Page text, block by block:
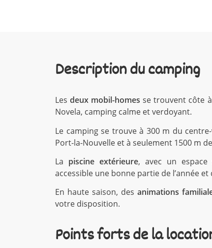
Description du camping
Lesdeux mobil-homes se trouvent côte
Novela, camping calme et verdoyant.
Le camping se trouve à 300 m du
Port-la-Nouvelle et à seulement 1500 m
La piscine extérieure, avec un
accessible une bonne partie de l’année
En haute saison, desanimations
votre disposition.
Points forts de la